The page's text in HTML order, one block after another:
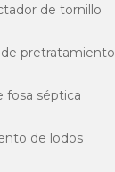
de tornillo
de pretratamiento
fosa séptica
de lodos